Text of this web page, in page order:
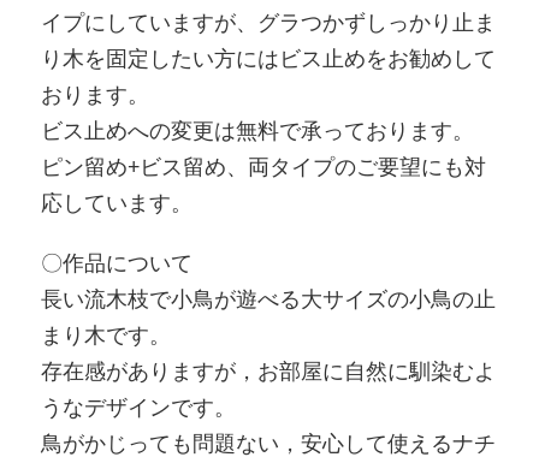
イプにしていますが、グラつかずしっかり止ま
り木を固定したい方にはビス止めをお勧めして
おります。
ビス止めへの変更は無料で承っております。
ピン留め+ビス留め、両タイプのご要望にも対
応しています。
〇作品について
長い流木枝で小鳥が遊べる大サイズの小鳥の止
まり木です。
存在感がありますが，お部屋に自然に馴染むよ
うなデザインです。
鳥がかじっても問題ない，安心して使えるナチ